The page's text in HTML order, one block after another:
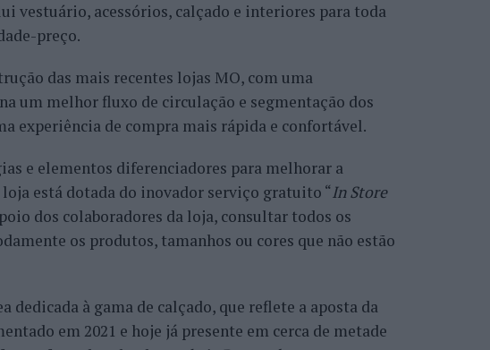
vestuário, acessórios, calçado e interiores para toda
preço.
das mais recentes lojas MO, com uma
um melhor fluxo de circulação e segmentação dos
experiência de compra mais rápida e confortável.
e elementos diferenciadores para melhorar a
está dotada do inovador serviço gratuito “In Store
dos colaboradores da loja, consultar todos os
os produtos, tamanhos ou cores que não estão
dedicada à gama de calçado, que reflete a aposta da
em 2021 e hoje já presente em cerca de metade